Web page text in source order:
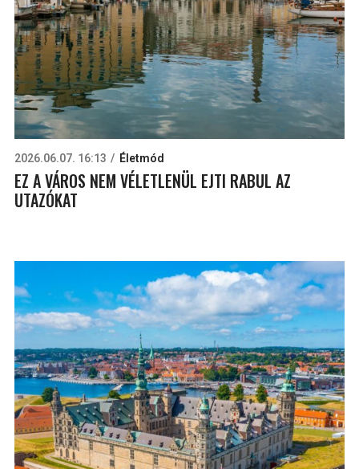
2026.06.07. 16:13 Életmód
EZ A VÁROS NEM VÉLETLENÜL EJTI RABUL AZ
UTAZÓKAT